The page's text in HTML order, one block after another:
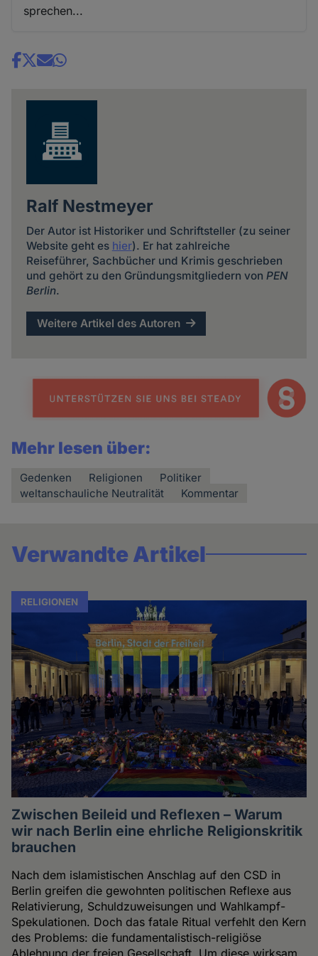
sprechen...
Share
Ralf Nestmeyer
Der Autor ist Historiker und Schriftsteller (zu seiner
Website geht es hier). Er hat zahlreiche
Reiseführer, Sachbücher und Krimis geschrieben
und gehört zu den Gründungsmitgliedern von PEN
Berlin.
Weitere Artikel des Autoren
Mehr lesen über:
Gedenken Religionen
Politiker
weltanschauliche Neutralität
Kommentar
Verwandte Artikel
RELIGIONEN
Zwischen Beileid und Reflexen – Warum
wir nach Berlin eine ehrliche Religionskritik
brauchen
Nach dem islamistischen Anschlag auf den CSD in
Berlin greifen die gewohnten politischen Reflexe aus
Relativierung, Schuldzuweisungen und Wahlkampf-
Spekulationen. Doch das fatale Ritual verfehlt den Kern
des Problems: die fundamentalistisch-religiöse